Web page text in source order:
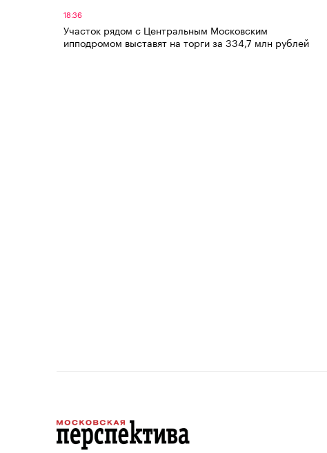
18:36
Участок рядом с Центральным Московским
ипподромом выставят на торги за 334,7 млн рублей